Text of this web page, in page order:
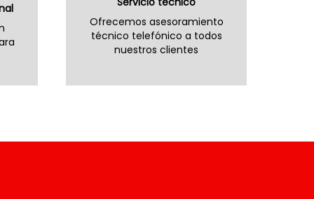
Ofrecemos asesoramiento
técnico telefónico a todos
nuestros clientes